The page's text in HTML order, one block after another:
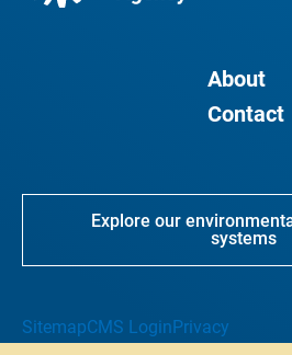
About
Contact
Explore our
systems
SitemapCMS Login Privacy